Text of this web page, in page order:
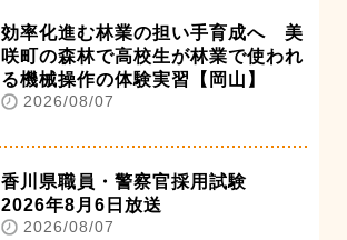
効率化進む林業の担い手育成へ 美
咲町の森林で高校生が林業で使われ
る機械操作の体験実習【岡山】
2026/08/07
香川県職員・警察官採用試験
2026年8月6日放送
2026/08/07